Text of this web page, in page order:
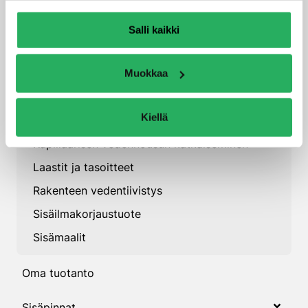
Salli kaikki
Muokkaa
Kiellä
Kosteudenhallinta ja sisäilma
Injektointituotteet
Kalsiumsilikaattilevyjärjestelmät
Laastit ja tasoitteet
Rakenteen vedentiivistys
Sisäilmakorjaustuote
Sisämaalit
Oma tuotanto